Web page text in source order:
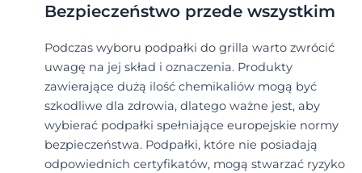
Bezpieczeństwo przede wszystkim
Podczas wyboru podpałki do grilla warto zwrócić
uwagę na jej skład i oznaczenia. Produkty
zawierające dużą ilość chemikaliów mogą być
szkodliwe dla zdrowia, dlatego ważne jest, aby
wybierać podpałki spełniające europejskie normy
bezpieczeństwa. Podpałki, które nie posiadają
odpowiednich certyfikatów, mogą stwarzać ryzyko